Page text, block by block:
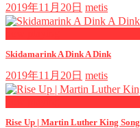
2019年11月20日 metis
Skidamarink A Dink A Dink
2019年11月20日 metis
Rise Up | Martin Luther King Song